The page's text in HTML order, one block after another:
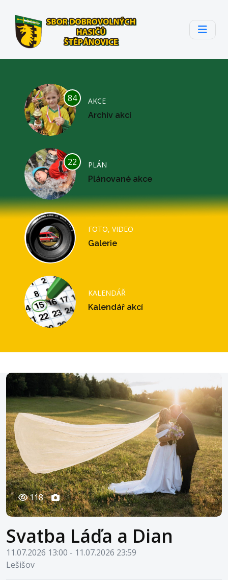
84
AKCE
Archiv akcí
22
PLÁN
Plánované akce
FOTO, VIDEO
Galerie
KALENDÁŘ
Kalendář akcí
118
Svatba Láďa a Dian
11.07.2026 13:00 - 11.07.2026 23:59
Lešišov